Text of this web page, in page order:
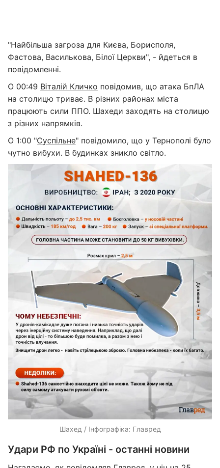
"Найбільша загроза для Києва, Борисполя,
Фастова, Василькова, Білої Церкви", - йдеться в
повідомленні.
О 00:49 Віталій Кличко повідомив, що атака БпЛА
на столицю триває. В різних районах міста
працюють сили ППО. Шахеди заходять на столицю
з різних напрямків.
О 1:00 "Суспільне" повідомило, що у Тернополі було
чутно вибухи. В будинках зникло світло.
Шахед / Інфографіка: Главред
Удари РФ по Україні - останні новини